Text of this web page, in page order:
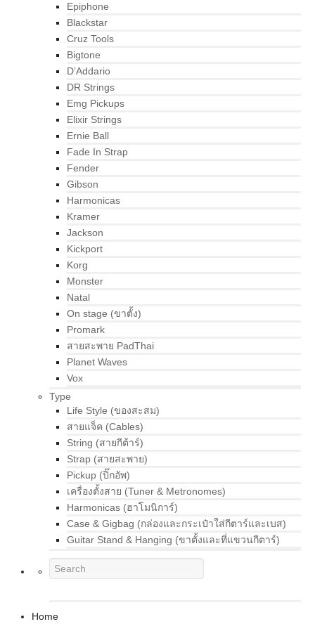
Epiphone
Blackstar
Cruz Tools
Bigtone
D’Addario
DR Strings
Emg Pickups
Elixir Strings
Ernie Ball
Fade In Strap
Fender
Gibson
Harmonicas
Kramer
Jackson
Kickport
Korg
Monster
Natal
On stage (ขาตั้ง)
Promark
สายสะพาย PadThai
Planet Waves
Vox
Type
Life Style (ของสะสม)
สายแจ็ค (Cables)
String (สายกีต้าร์)
Strap (สายสะพาย)
Pickup (ปิ๊กอัพ)
เครื่องตั้งสาย (Tuner & Metronomes)
Harmonicas (ฮาโมนิการ์)
Case & Gigbag (กล่องและกระเป๋าใส่กีตาร์และเบส)
Guitar Stand & Hanging (ขาตั้งและที่แขวนกีตาร์)
Home